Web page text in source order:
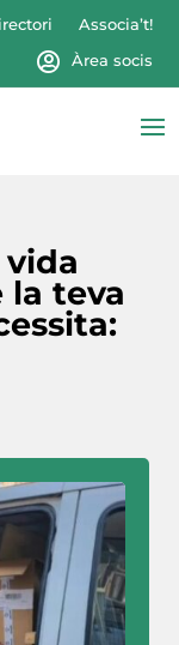
Associa’t!
Àrea socis
la teva